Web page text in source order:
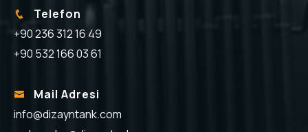
Telefon
+90 236 312 16 49
+90 532 166 03 61
Mail Adresi
info@dizayntank.com